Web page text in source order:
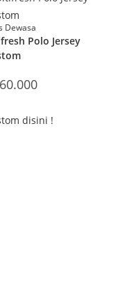
Dewasa
Polo Jersey
60.000
disini !